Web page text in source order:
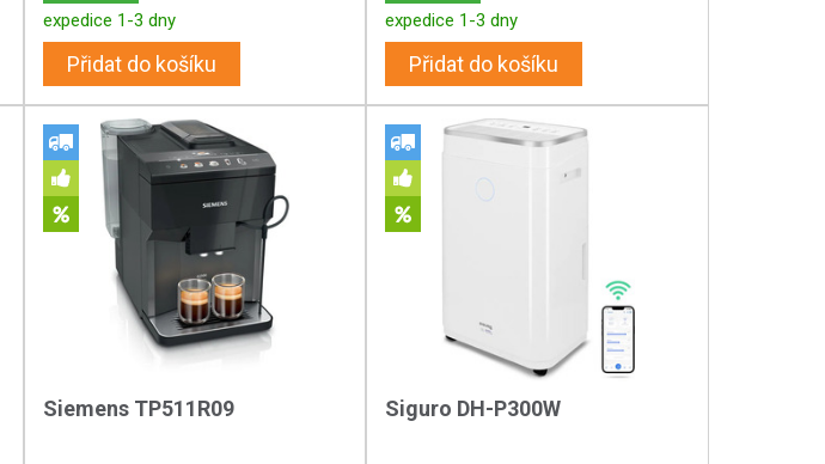
expedice 1-3 dny
Přidat do košíku
expedice 1-3 dny
Přidat do košíku
Siemens TP511R09 Siguro DH-P300W